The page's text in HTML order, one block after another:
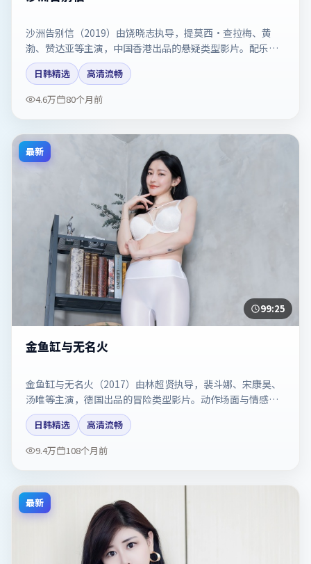
沙洲告别信（2019）由饶晓志执导，提莫西·查拉梅、黄
渤、赞达亚等主演，中国香港出品的悬疑类型影片。配乐与
剪辑强化了宿命感。剧情简介与主创信息可供检索参考，上
映日期以片方资料为准。
日韩精选
高清流畅
4.6万
80个月前
最新
99:25
金鱼缸与无名火
金鱼缸与无名火（2017）由林超贤执导，裴斗娜、宋康昊、
汤唯等主演，德国出品的冒险类型影片。动作场面与情感戏
比例拿捏得当。剧情简介与主创信息可供检索参考，上映日
期以片方资料为准。
日韩精选
高清流畅
9.4万
108个月前
最新